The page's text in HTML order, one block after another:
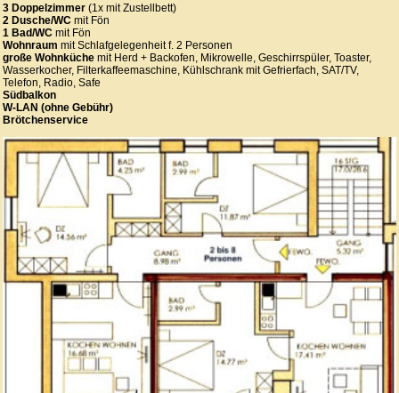
3 Doppelzimmer (1x mit Zustellbett)
2 Dusche/WC mit Fön
1 Bad/WC mit Fön
Wohnraum mit Schlafgelegenheit f. 2 Personen
große Wohnküche mit Herd + Backofen, Mikrowelle, Geschirrspüler, Toaster,
Wasserkocher, Filterkaffeemaschine, Kühlschrank mit Gefrierfach, SAT/TV,
Telefon, Radio, Safe
Südbalkon
W-LAN (ohne Gebühr)
Brötchenservice